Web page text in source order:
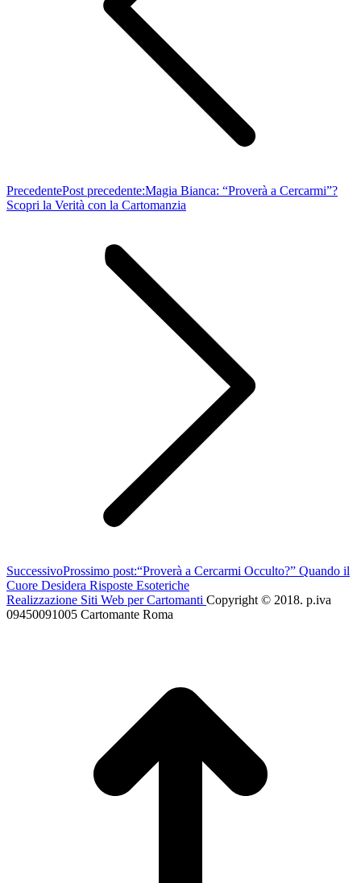
PrecedentePost precedente:Magia Bianca: “Proverà a Cercarmi”?
Scopri la Verità con la Cartomanzia
SuccessivoProssimo post:“Proverà a Cercarmi Occulto?” Quando il
Cuore Desidera Risposte Esoteriche
Realizzazione Siti Web per Cartomanti Copyright © 2018. p.iva
09450091005 Cartomante Roma